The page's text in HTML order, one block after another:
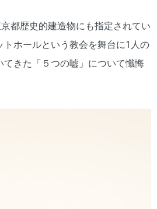
都歴史的建造物にも指定されてい
トホールという教会を舞台に1人の
きた「５つの嘘」について懺悔